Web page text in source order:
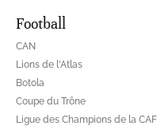
Football
CAN
Lions de l'Atlas
Botola
Coupe du Trône
Ligue des Champions de la CAF